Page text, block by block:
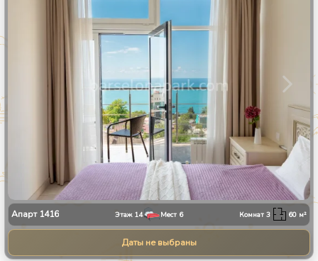
Апарт 1416 Этаж 14 Мест 6 Комнат3 60 м²
Даты не выбраны